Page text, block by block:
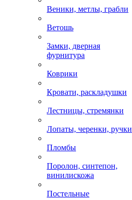
Веники, метлы, грабли
Ветошь
Замки, дверная
фурнитура
Коврики
Кровати, раскладушки
Лестницы, стремянки
Лопаты, черенки, ручки
Пломбы
Поролон, синтепон,
винилискожа
Постельные